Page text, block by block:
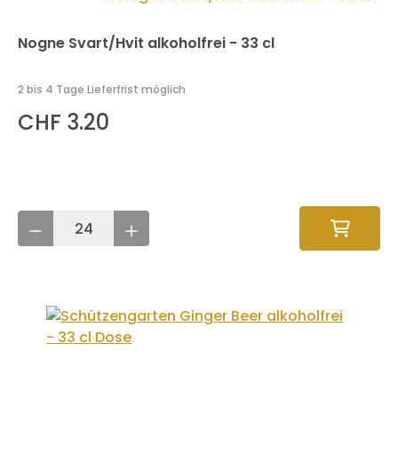
Nogne Svart/Hvit alkoholfrei - 33 cl
2 bis 4 Tage Lieferfrist möglich
CHF 3.20